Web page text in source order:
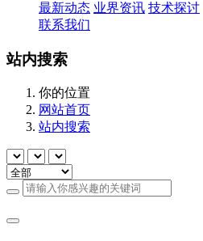
最新动态 业界资讯 技术探讨
联系我们
站内搜索
你的位置
网站首页
站内搜索